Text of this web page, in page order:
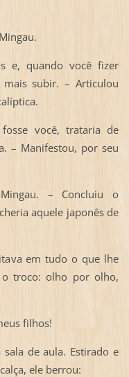
e, quando você fizer
subir. – Articulou
você, trataria de
– Manifestou, por seu
– Concluiu o
aquele japonês de
em tudo o que lhe
troco: olho por olho,
filhos!
de aula. Estirado e
ele berrou: